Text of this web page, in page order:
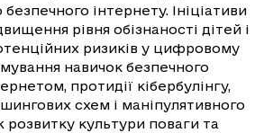
інтернету. Ініціативи
рівня обізнаності дітей і
ризиків у цифровому
навичок безпечного
протидії кібербулінгу,
схем і маніпулятивного
розвитку культури поваги та